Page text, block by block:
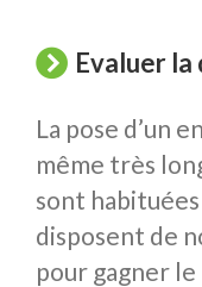
Evaluer
La pose d’un
même très
sont
disposent de
pour gagner